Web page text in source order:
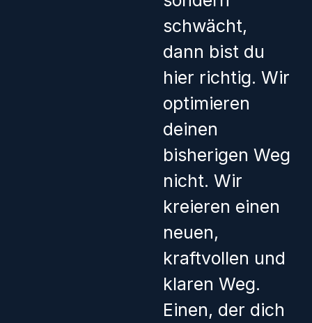
schwächt,
dann bist du
hier richtig. Wir
optimieren
deinen
bisherigen Weg
nicht. Wir
kreieren einen
neuen,
kraftvollen und
klaren Weg.
Einen, der dich